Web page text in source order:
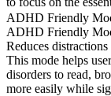
ADHD Friendly
ADHD Friendly
Reduces
This mode helps
disorders to read,
more easily while